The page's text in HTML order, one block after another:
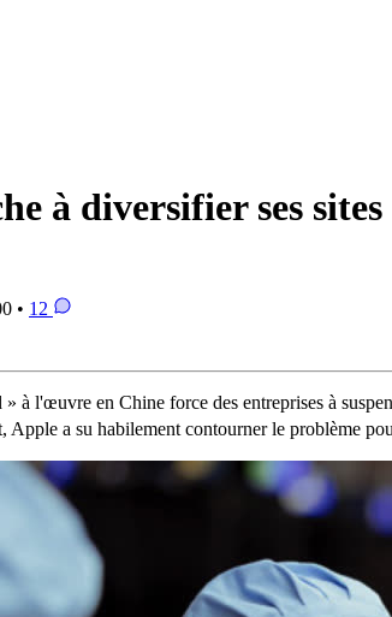
à diversifier ses
• 12
à l'œuvre en Chine force des entreprises à
Apple a su habilement contourner le problème